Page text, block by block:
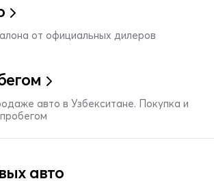
от официальных дилеров
авто в Узбекситане. Покупка и
авто